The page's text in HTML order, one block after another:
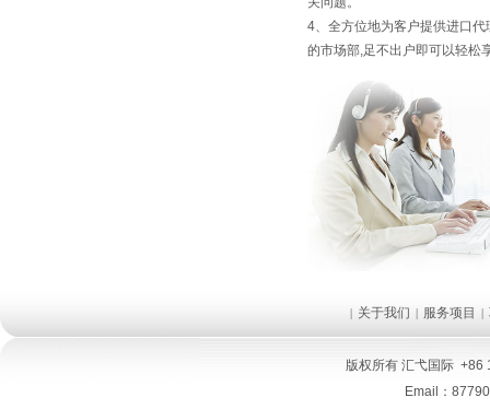
4、全方位地为客户提供进口代
的市场部,足不出户即可以轻松
| 关于我们 | 服务项目 |
版权所有 汇弋国际 +86
Email：